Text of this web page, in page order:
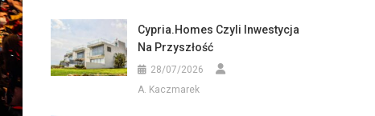
Cypria.homes Czyli Inwestycja
Na Przyszłość
28/07/2026
A. Kaczmarek